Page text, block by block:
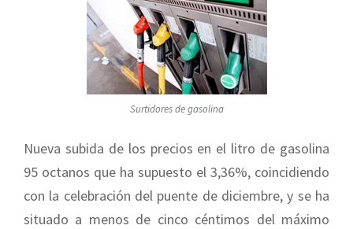
Surtidores de gasolina
Nueva subida de los precios en el litro de gasolina
95 octanos que ha supuesto el 3,36%, coincidiendo
con la celebración del puente de diciembre, y se ha
situado a menos de cinco céntimos del máximo